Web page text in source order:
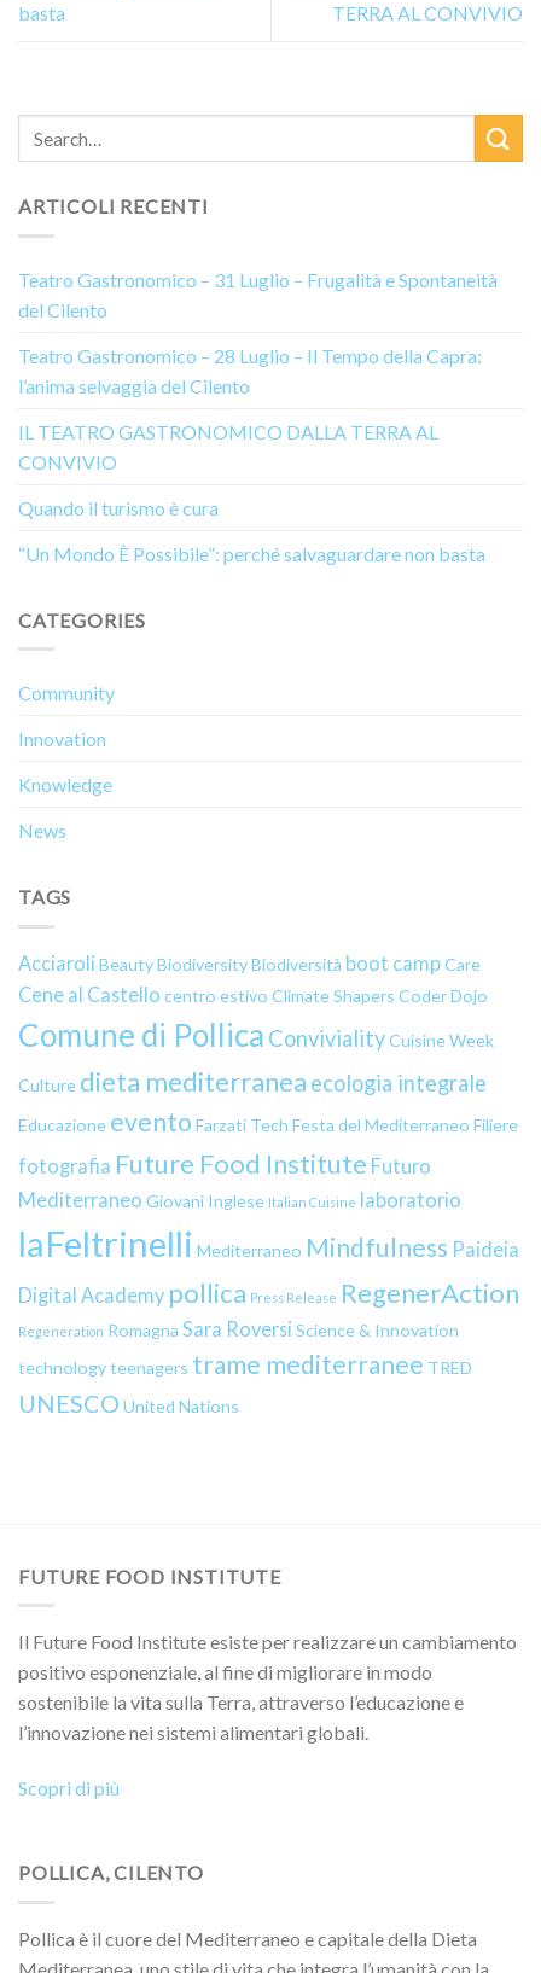
basta
TERRA AL CONVIVIO
ARTICOLI RECENTI
Teatro Gastronomico – 31 Luglio – Frugalità e Spontaneità
del Cilento
Teatro Gastronomico – 28 Luglio – Il Tempo della Capra:
l’anima selvaggia del Cilento
IL TEATRO GASTRONOMICO DALLA TERRA AL
CONVIVIO
Quando il turismo è cura
“Un Mondo È Possibile”: perché salvaguardare non basta
CATEGORIES
Community
Innovation
Knowledge
News
TAGS
Acciaroli BeautyBiodiversityBiodiversità boot campCare
Cene al Castello centro estivo Climate Shapers Coder Dojo
Comune di Pollica ConvivialityCuisine Week
Culture dieta mediterranea ecologia integrale
Educazione evento Farzati Tech Festa del Mediterraneo Filiere
fotografia Future Food Institute Futuro
Mediterraneo Giovani Inglese Italian Cuisine laboratorio
laFeltrinelli Mediterraneo Mindfulness Paideia
Digital Academy pollica Press Release RegenerAction
Regeneration Romagna Sara Roversi Science & Innovation
technologyteenagers trame mediterranee TRED
UNESCO United Nations
FUTURE FOOD INSTITUTE
Il Future Food Institute esiste per realizzare un cambiamento
positivo esponenziale, al fine di migliorare in modo
sostenibile la vita sulla Terra, attraverso l’educazione e
l’innovazione nei sistemi alimentari globali.
Scopri di più
POLLICA, CILENTO
Pollica è il cuore del Mediterraneo e capitale della Dieta
Mediterranea, uno stile di vita che integra l’umanità con la